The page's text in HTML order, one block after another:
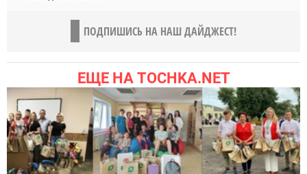
ПОДПИШИСЬ НА НАШ ДАЙДЖЕСТ!
ЕЩЕ НА TOCHKA.NET